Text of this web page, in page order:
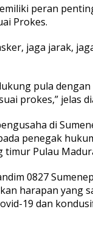
peran
Prokes.
jaga jarak,
pula
prokes,” jelas
di
penegak
timur Pulau
0827
harapan yang
19 dan